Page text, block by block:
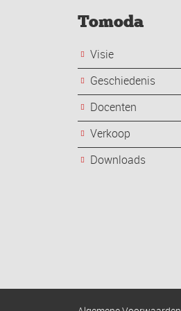
Tomoda
Visie
Geschiedenis
Docenten
Verkoop
Downloads